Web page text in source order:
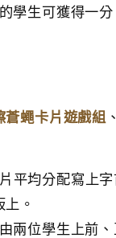
學生可獲得一
蒼蠅卡片遊戲組 、
平均分配寫上
。
兩位學生上前